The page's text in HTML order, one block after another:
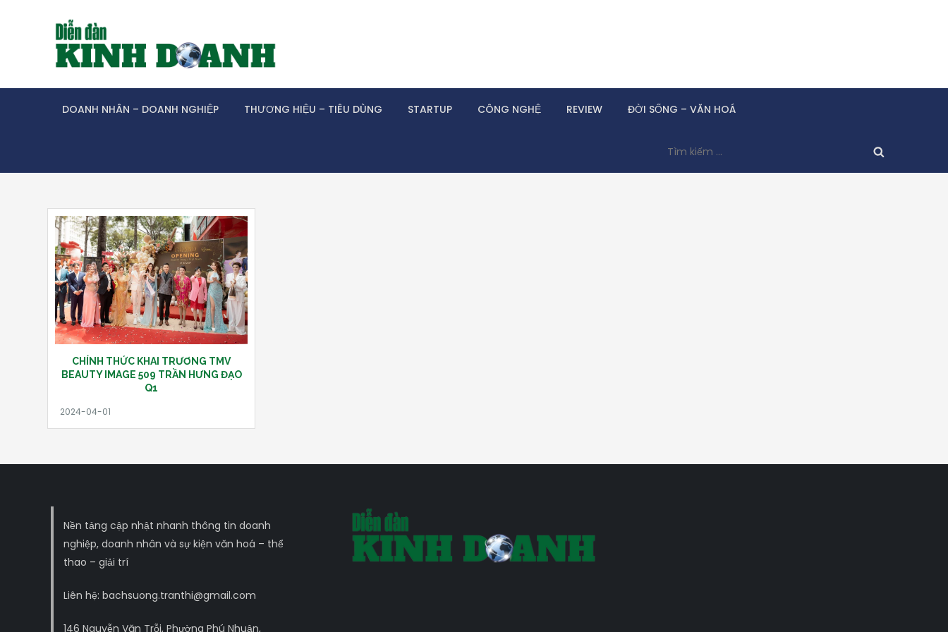
DOANH NHÂN – DOANH NGHIỆP THƯƠNG HIỆU – TIÊU DÙNG STARTUP CÔNG NGHỆ REVIEW ĐỜI SỐNG – VĂN HOÁ
kiếm
cho:
CHÍNH THỨC KHAI TRƯƠNG TMV
BEAUTY IMAGE 509 TRẦN HƯNG ĐẠO
Q1
Nền tảng cập nhật nhanh thông tin doanh
nghiệp, doanh nhân và sự kiện văn hoá – thể
thao – giải trí
Liên hệ: bachsuong.tranthi@gmail.com
146 Nguyễn Văn Trỗi, Phường Phú Nhuận,